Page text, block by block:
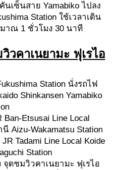
เซ็นสาย Yamabiko ไปลง
Station ใช้เวลาเดิน
าณ 1 ชั่วโมง 30 นาที
วคาเนยามะ ฟุเรไอ
Station นั่งรถไฟ
Shinkansen Yamabiko
Etsusai Line Local
Aizu-Wakamatsu Station
Tadami Line Local Koide
Station
ดชมวิวคาเนยามะ ฟุเรไอ